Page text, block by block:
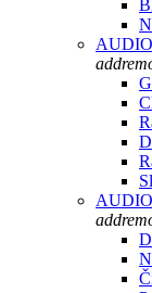
AUDIO
add
add